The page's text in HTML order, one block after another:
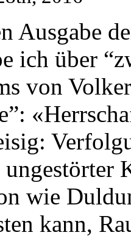
Ausgabe
ich über
von
wie
kann,